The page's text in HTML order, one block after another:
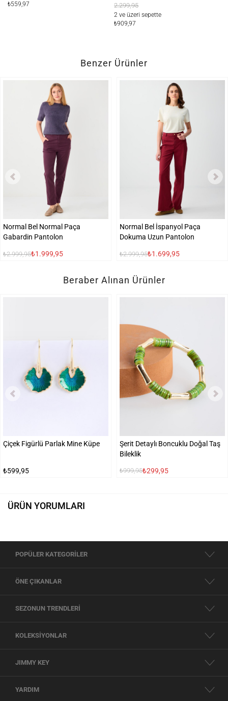
₺559,97
2.299,95
2 ve üzeri sepette
₺909,97
Benzer Ürünler
Normal Bel Normal Paça
Gabardin Pantolon
₺2.999,95₺1.999,95
Normal Bel İspanyol Paça
Dokuma Uzun Pantolon
₺2.999,95₺1.699,95
Beraber Alınan Ürünler
Çiçek Figürlü Parlak Mine Küpe
₺599,95
Şerit Detaylı Boncuklu Doğal Taş
Bileklik
₺999,95₺299,95
ÜRÜN YORUMLARI
POPÜLER KATEGORİLER
ÖNE ÇIKANLAR
SEZONUN TRENDLERİ
KOLEKSİYONLAR
JIMMY KEY
YARDIM